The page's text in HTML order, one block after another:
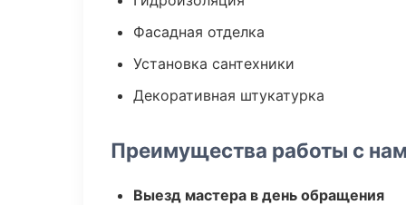
Фасадная отделка
Установка сантехники
Декоративная штукатурка
Преимущества работы с
Выезд мастера в день обращения